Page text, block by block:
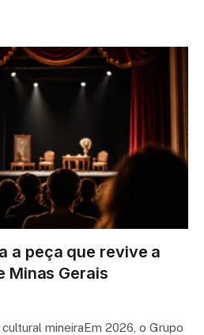
a peça que revive a
Minas Gerais
mineiraEm 2026, o Grupo